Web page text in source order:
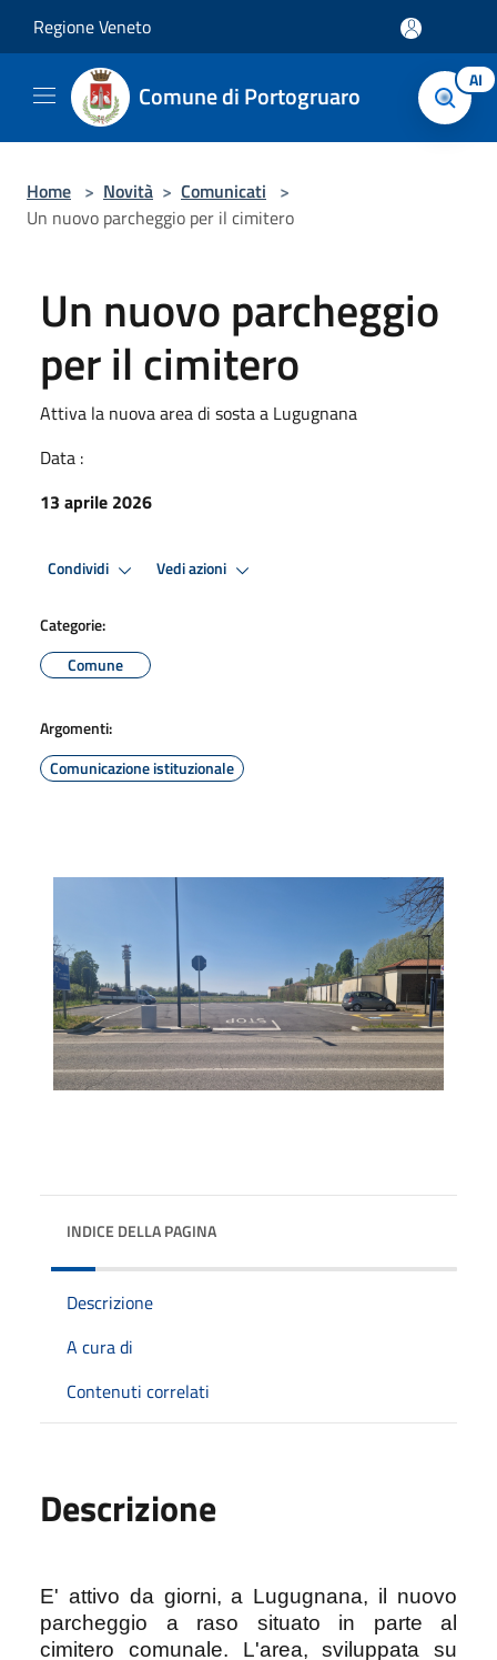
Regione Veneto
Comune di Portogruaro AI
Home > Novità > Comunicati >
Un nuovo parcheggio per il cimitero
Un nuovo parcheggio
per il cimitero
Attiva la nuova area di sosta a Lugugnana
Data :
13 aprile 2026
Condividi Vedi azioni
Categorie:
Comune
Argomenti:
Comunicazione istituzionale
INDICE DELLA PAGINA
Descrizione
A cura di
Contenuti correlati
Descrizione
E' attivo da giorni, a Lugugnana, il nuovo
parcheggio a raso situato in parte al
cimitero comunale. L'area, sviluppata su